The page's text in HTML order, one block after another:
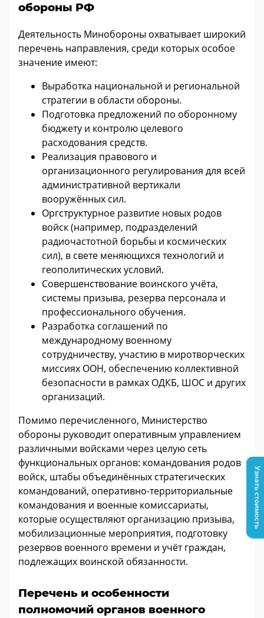
обороны РФ
Деятельность Минобороны охватывает широкий
перечень направления, среди которых особое
значение имеют:
Выработка национальной и региональной
стратегии в области обороны.
Подготовка предложений по оборонному
бюджету и контролю целевого
расходования средств.
Реализация правового и
организационного регулирования для всей
административной вертикали
вооружённых сил.
Оргструктурное развитие новых родов
войск (например, подразделений
радиочастотной борьбы и космических
сил), в свете меняющихся технологий и
геополитических условий.
Совершенствование воинского учёта,
системы призыва, резерва персонала и
профессионального обучения.
Разработка соглашений по
международному военному
сотрудничеству, участию в миротворческих
миссиях ООН, обеспечению коллективной
безопасности в рамках ОДКБ, ШОС и других
организаций.
Помимо перечисленного, Министерство
обороны руководит оперативным управлением
различными войсками через целую сеть
функциональных органов: командования родов
войск, штабы объединённых стратегических
командований, оперативно-территориальные
командования и военные комиссариаты,
которые осуществляют организацию призыва,
мобилизационные мероприятия, подготовку
резервов военного времени и учёт граждан,
подлежащих воинской обязанности.
Перечень и особенности
полномочий органов военного
Узнать стоимость